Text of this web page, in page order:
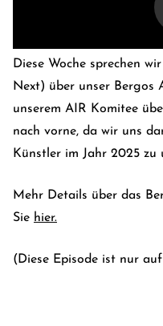
Kontakt
Diese Woche sprechen
Next) über unser Bergos
unserem AIR Komitee
nach vorne, da wir uns
Künstler im Jahr 2025 zu
Mehr Details über das
Sie hier.
( Diese Episode ist nur auf